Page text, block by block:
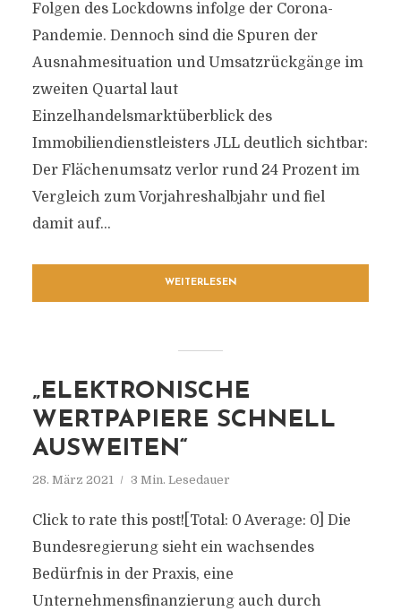
Folgen des Lockdowns infolge der Corona-
Pandemie. Dennoch sind die Spuren der
Ausnahmesituation und Umsatzrückgänge im
zweiten Quartal laut
Einzelhandelsmarktüberblick des
Immobiliendienstleisters JLL deutlich sichtbar:
Der Flächenumsatz verlor rund 24 Prozent im
Vergleich zum Vorjahreshalbjahr und fiel
damit auf...
WEITERLESEN
„ELEKTRONISCHE
WERTPAPIERE SCHNELL
AUSWEITEN“
28. März 2021 3 Min. Lesedauer
Click to rate this post![Total: 0 Average: 0] Die
Bundesregierung sieht ein wachsendes
Bedürfnis in der Praxis, eine
Unternehmensfinanzierung auch durch